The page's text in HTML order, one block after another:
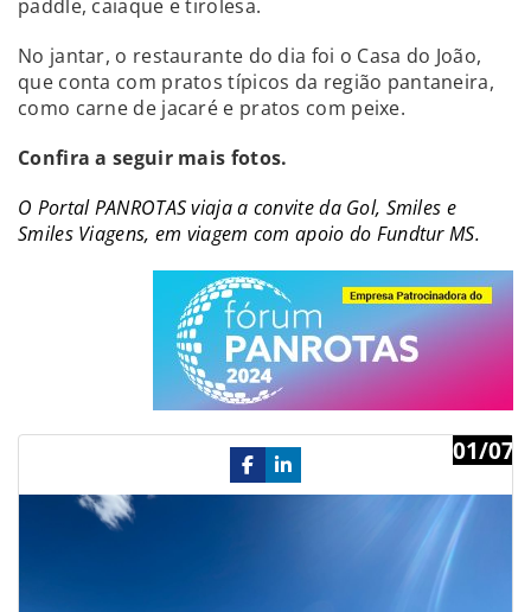
paddle, caiaque e tirolesa.
No jantar, o restaurante do dia foi o Casa do João,
que conta com pratos típicos da região pantaneira,
como carne de jacaré e pratos com peixe.
Confira a seguir mais fotos.
O Portal PANROTAS viaja a convite da Gol, Smiles e
Smiles Viagens, em viagem com apoio do Fundtur MS.
01/07
Previous